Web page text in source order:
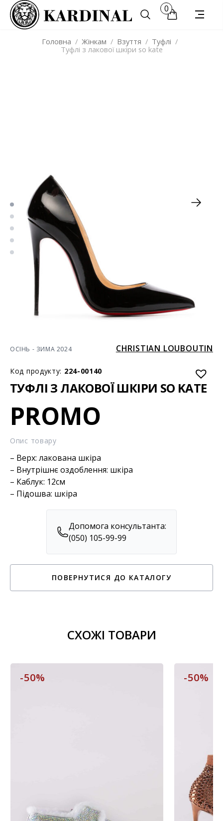
0
Головна / Жінкам / Взуття / Туфлі /
Туфлі з лакової шкіри so kate
ОСІНЬ - ЗИМА 2024 CHRISTIAN LOUBOUTIN
Код продукту: 224-00140
ТУФЛІ З ЛАКОВОЇ ШКІРИ SO KATE
PROMO
Опис товару
– Верх: лакована шкіра
– Внутрішнє оздоблення: шкіра
– Каблук: 12см
– Підошва: шкіра
Допомога консультанта:
(050) 105-99-99
ПОВЕРНУТИСЯ ДО КАТАЛОГУ
СХОЖІ ТОВАРИ
-50% -50%